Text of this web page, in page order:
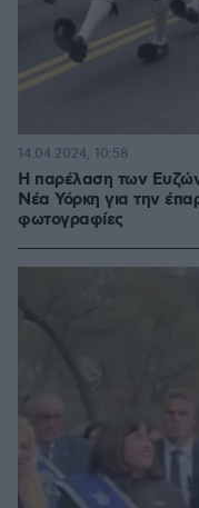
Η παρέλαση των
Νέα Υόρκη για την
φωτογραφίες
14.04.2024, 10:58